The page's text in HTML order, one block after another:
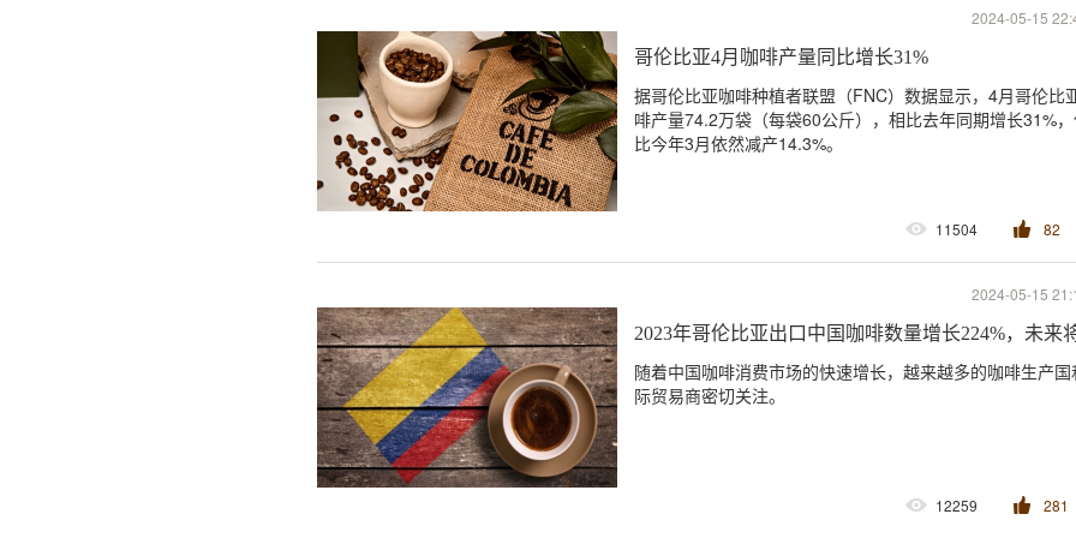
2024-05-15
哥伦比亚4月咖啡产量同比增长31%
据哥伦比亚咖啡种植者联盟（FNC）数据显示，4月哥伦比
啡产量74.2万袋（每袋60公斤），相比去年同期增长31%
比今年3月依然减产14.3%。
11504 82
2024-05-15
2023年哥伦比亚出口中国咖啡数量增长224%，未来
随着中国咖啡消费市场的快速增长，越来越多的咖啡生产国
际贸易商密切关注。
12259 281